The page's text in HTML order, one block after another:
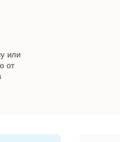
или
от